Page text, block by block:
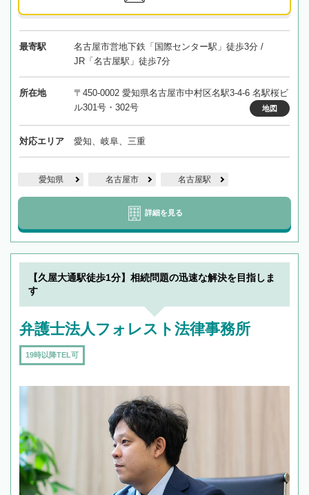
最寄駅
名古屋市営地下鉄「国際センター駅」徒歩3分 /
JR「名古屋駅」徒歩7分
所在地
〒450-0002 愛知県名古屋市中村区名駅3-4-6 名駅桜ビ
ル301号・302号
地図
対応エリア 愛知、岐阜、三重
愛知県 名古屋市 名古屋駅
詳細を見る
【久屋大通駅徒歩1分】相続問題の迅速な解決を目指しま
す
弁護士法人フォレスト法律事務所
19時以降TEL可